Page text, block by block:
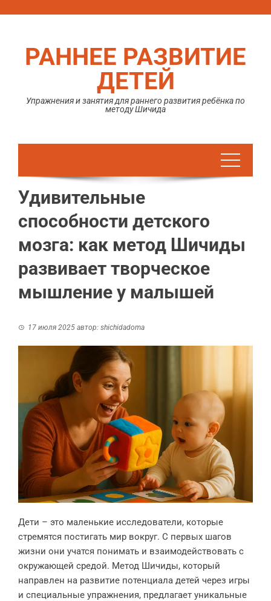
РАННЕЕ РАЗВИТИЕ
ДЕТЕЙ
Упражнения и занятия для раннего развития ребёнка по
методу Шичида
Удивительные
способности детского
мозга: как метод Шичиды
развивает творческое
мышление у малышей
17 июля 2025 автор: shichidadoma
Дети – это маленькие исследователи, которые
стремятся постигать мир вокруг. С первых шагов
жизни они учатся понимать и взаимодействовать с
окружающей средой. Метод Шичиды, который
направлен на развитие потенциала детей через игры
и специальные упражнения, предлагает уникальные